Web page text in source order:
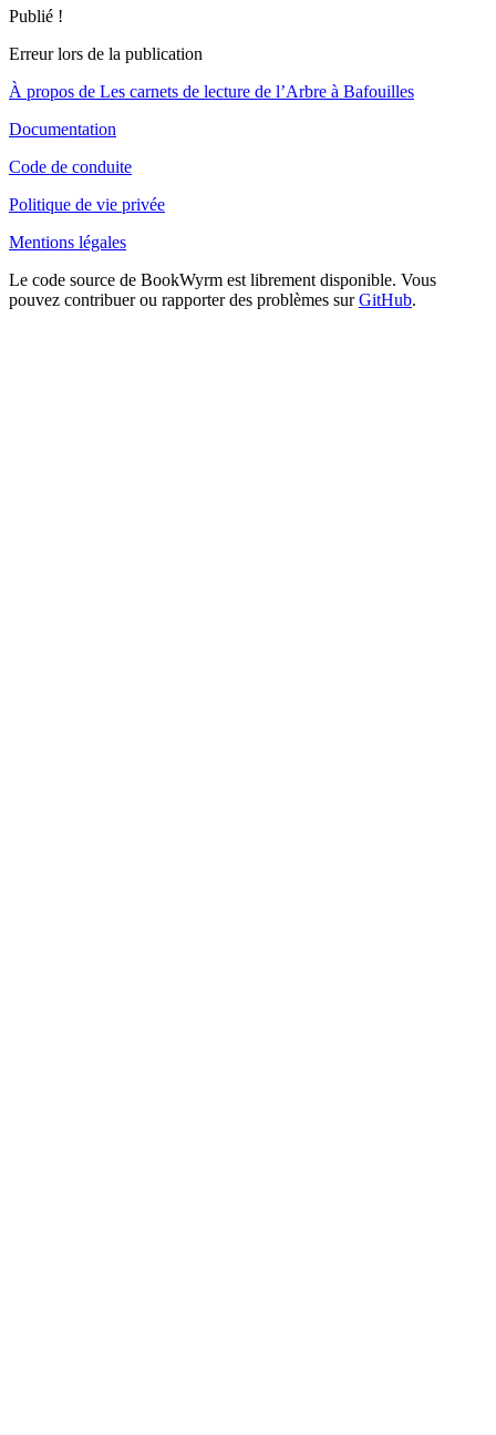
Publié !
Erreur lors de la publication
À propos de Les carnets de lecture de l’Arbre à Bafouilles
Documentation
Code de conduite
Politique de vie privée
Mentions légales
Le code source de BookWyrm est librement disponible. Vous
pouvez contribuer ou rapporter des problèmes surGitHub.